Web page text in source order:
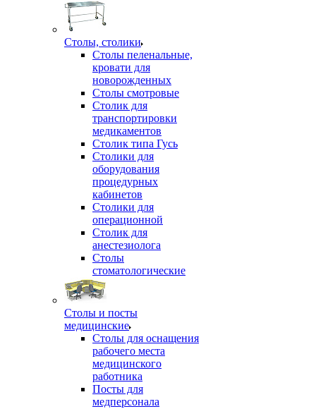
Столы, столики
Столы пеленальные,
кровати для
новорожденных
Столы смотровые
Столик для
транспортировки
медикаментов
Столик типа Гусь
Столики для
оборудования
процедурных
кабинетов
Столики для
операционной
Столик для
анестезиолога
Столы
стоматологические
Столы и посты
медицинские
Столы для оснащения
рабочего места
медицинского
работника
Посты для
медперсонала